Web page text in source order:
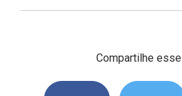
Compartilhe